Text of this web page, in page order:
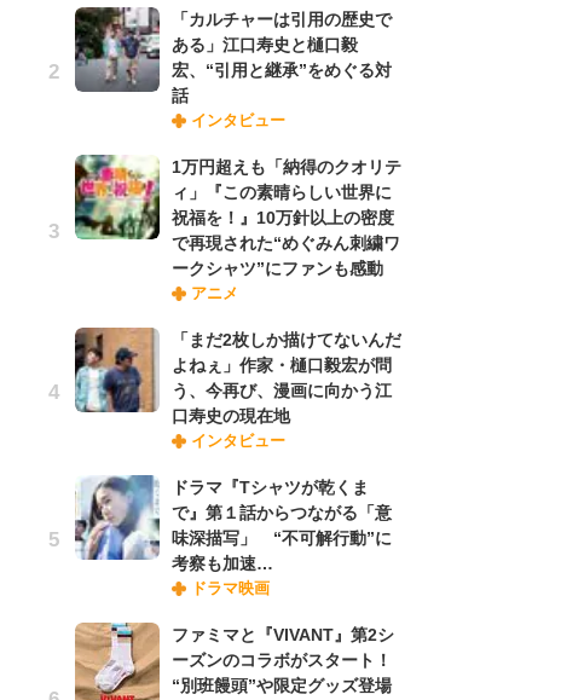
「カルチャーは引用の歴史で
ある」江口寿史と樋口毅
宏、“引用と継承”をめぐる対
話
インタビュー
1万円超えも「納得のクオリテ
ィ」『この素晴らしい世界に
祝福を！』10万針以上の密度
で再現された“めぐみん刺繍ワ
ークシャツ”にファンも感動
アニメ
「まだ2枚しか描けてないんだ
よねぇ」作家・樋口毅宏が問
う、今再び、漫画に向かう江
口寿史の現在地
インタビュー
ドラマ『Tシャツが乾くま
で』第１話からつながる「意
味深描写」 “不可解行動”に
考察も加速…
ドラマ映画
ファミマと『VIVANT』第2シ
ーズンのコラボがスタート！
“別班饅頭”や限定グッズ登場